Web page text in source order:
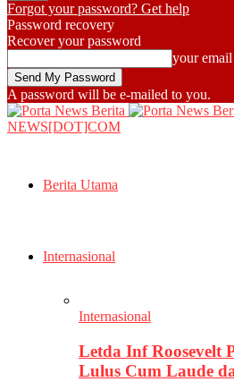
Forgot your password? Get help
Password recovery
Recover your password
your email
A password will be e-mailed to you.
NEWS[DOT]COM
Berita Utama
Internasional
Internasional
Letda Inf Roosevelt
Lulus Cum Laude